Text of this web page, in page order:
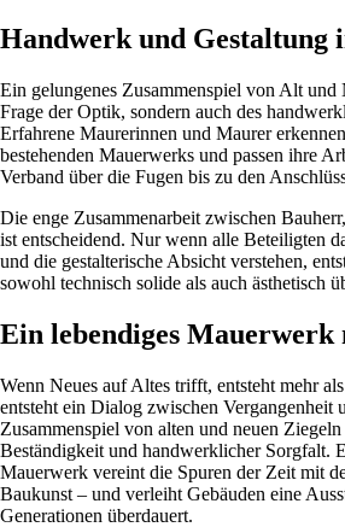
Handwerk und Gestaltung
Ein gelungenes Zusammenspiel von Alt und
Frage der Optik, sondern auch des
Erfahrene Maurerinnen und Maurer
bestehenden Mauerwerks und passen ihre
Verband über die Fugen bis zu den
Die enge Zusammenarbeit zwischen
ist entscheidend. Nur wenn alle Beteiligten
und die gestalterische Absicht verstehen,
sowohl technisch solide als auch ästhetisch
Ein lebendiges Mauerwerk
Wenn Neues auf Altes trifft, entsteht mehr
entsteht ein Dialog zwischen Vergangenheit
Zusammenspiel von alten und neuen
Beständigkeit und handwerklicher Sorgfalt.
Mauerwerk vereint die Spuren der Zeit mit
Baukunst – und verleiht Gebäuden eine
Generationen überdauert.